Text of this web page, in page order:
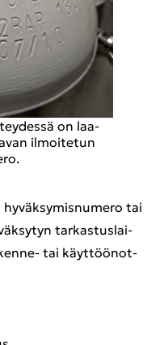
on laa­
il­moi­te­tun
tai
tar­kas­tus­lai­
tai käyt­töön­ot­